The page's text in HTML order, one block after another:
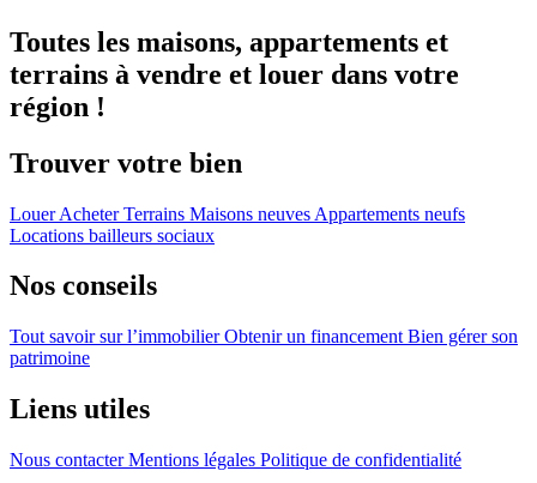
Toutes les maisons, appartements et
terrains à vendre et louer dans votre
région !
Trouver votre bien
LouerAcheterTerrains Maisons neuves Appartements neufs
Locations bailleurs sociaux
Nos conseils
Tout savoir sur l’immobilierObtenir un financement Bien gérer son
patrimoine
Liens utiles
Nous contacterMentions légales Politique de confidentialité